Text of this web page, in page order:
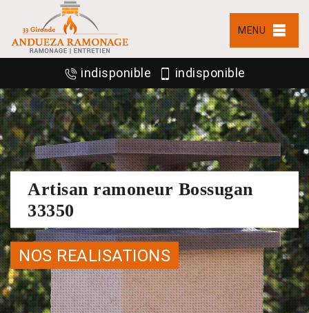
MENU
indisponible indisponible
Artisan ramoneur Bossugan
33350
NOS REALISATIONS